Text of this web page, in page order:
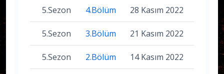
5.Sezon 4.Bölüm 28 Kasım 2022
5.Sezon 3.Bölüm 21 Kasım 2022
5.Sezon 2.Bölüm 14 Kasım 2022